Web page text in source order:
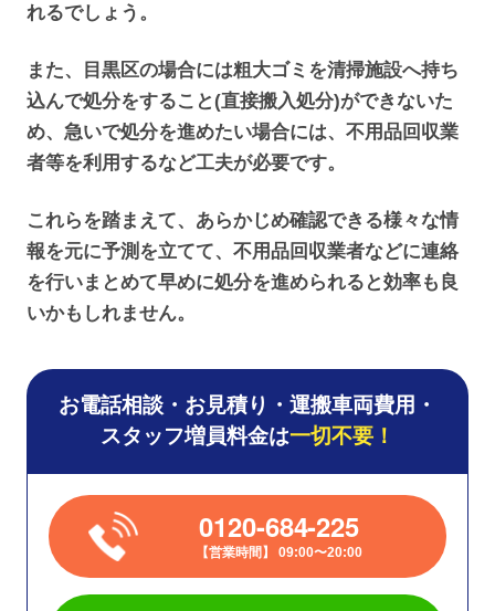
れるでしょう。
また、目黒区の場合には粗大ゴミを清掃施設へ持ち
込んで処分をすること(直接搬入処分)ができないた
め、急いで処分を進めたい場合には、不用品回収業
者等を利用するなど工夫が必要です。
これらを踏まえて、あらかじめ確認できる様々な情
報を元に予測を立てて、不用品回収業者などに連絡
を行いまとめて早めに処分を進められると効率も良
いかもしれません。
お電話相談・お見積り・運搬車両費用・
スタッフ増員料金は一切不要！
0120-684-225
営業時間 09:00〜20:00